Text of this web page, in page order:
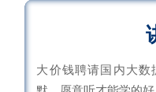
大价钱聘请国内大数